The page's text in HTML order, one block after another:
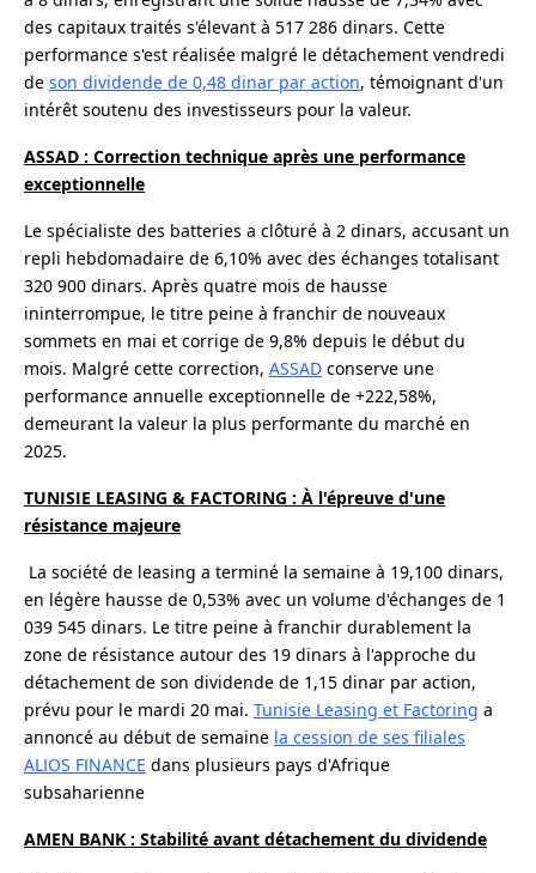
des capitaux traités s'élevant à 517 286 dinars. Cette
performance s'est réalisée malgré le détachement vendredi
de son dividende de 0,48 dinar par action, témoignant d'un
intérêt soutenu des investisseurs pour la valeur.
ASSAD : Correction technique après une performance
exceptionnelle
Le spécialiste des batteries a clôturé à 2 dinars, accusant un
repli hebdomadaire de 6,10% avec des échanges totalisant
320 900 dinars. Après quatre mois de hausse
ininterrompue, le titre peine à franchir de nouveaux
sommets en mai et corrige de 9,8% depuis le début du
mois. Malgré cette correction, ASSAD conserve une
performance annuelle exceptionnelle de +222,58%,
demeurant la valeur la plus performante du marché en
2025.
TUNISIE LEASING & FACTORING : À l'épreuve d'une
résistance majeure
La société de leasing a terminé la semaine à 19,100 dinars,
en légère hausse de 0,53% avec un volume d'échanges de 1
039 545 dinars. Le titre peine à franchir durablement la
zone de résistance autour des 19 dinars à l'approche du
détachement de son dividende de 1,15 dinar par action,
prévu pour le mardi 20 mai. Tunisie Leasing et Factoring a
annoncé au début de semaine la cession de ses filiales
ALIOS FINANCE dans plusieurs pays d'Afrique
subsaharienne
AMEN BANK : Stabilité avant détachement du dividende